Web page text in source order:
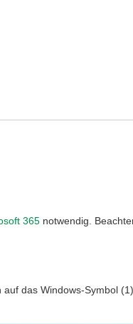
365 notwendig.
das Windows-Symbol